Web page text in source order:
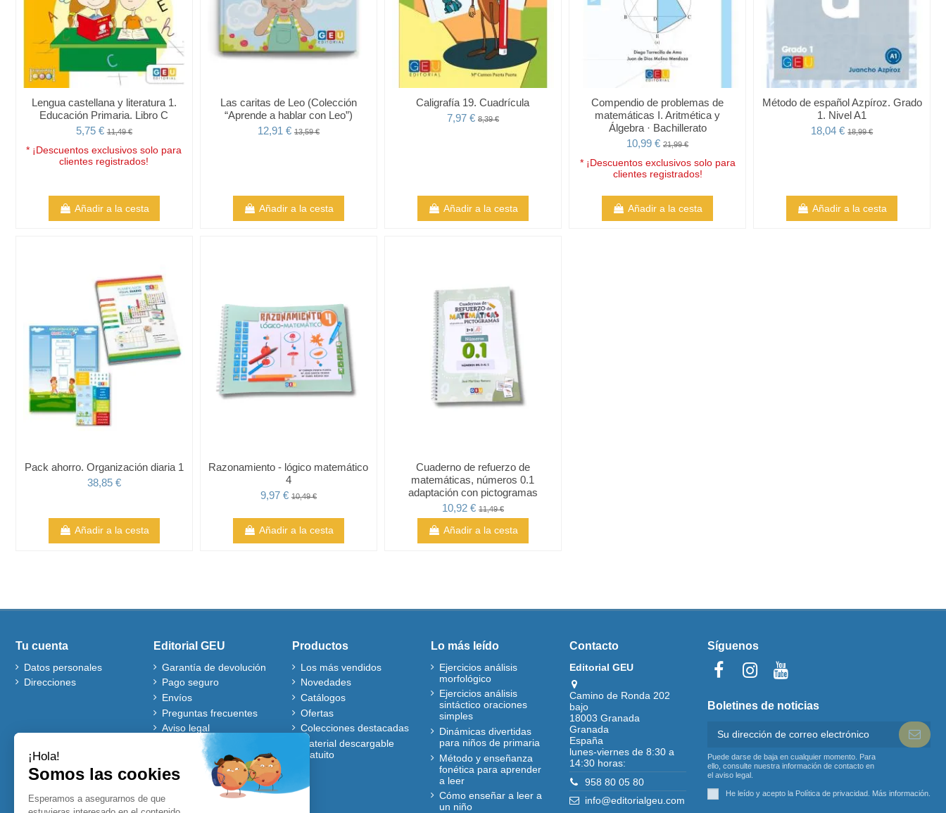
Lengua castellana y literatura 1.
Educación Primaria. Libro C
5,75 €11,49 €
* ¡Descuentos exclusivos solo para
clientes registrados!
Añadir a la cesta
Las caritas de Leo (Colección
“Aprende a hablar con Leo”)
12,91 € 13,59 €
Añadir a la cesta
Caligrafía 19. Cuadrícula
7,97 € 8,39 €
Añadir a la cesta
Compendio de problemas de
matemáticas I. Aritmética y
Álgebra · Bachillerato
10,99 €21,99 €
* ¡Descuentos exclusivos solo para
clientes registrados!
Añadir a la cesta
Método de español Azpíroz. Grado
1. Nivel A1
18,04 €18,99 €
Añadir a la cesta
Pack ahorro. Organización diaria 1
38,85 €
Añadir a la cesta
Razonamiento - lógico matemático
4
9,97 € 10,49 €
Añadir a la cesta
Cuaderno de refuerzo de
matemáticas, números 0.1
adaptación con pictogramas
10,92 € 11,49 €
Añadir a la cesta
Tu cuenta
Datos personales
Direcciones
Editorial GEU
Garantía de devolución
Pago seguro
Envíos
Preguntas frecuentes
Aviso legal
Quiénes somos
Política de cookies
Autores
Ventajas de comprar en
nuestra web
Productos
Los más vendidos
Novedades
Catálogos
Ofertas
Colecciones destacadas
Material descargable
gratuito
Lo más leído
Ejercicios análisis
morfológico
Ejercicios análisis
sintáctico oraciones
simples
Dinámicas divertidas
para niños de primaria
Método y enseñanza
fonética para aprender
a leer
Cómo enseñar a leer a
un niño
Contacto
Editorial GEU
Camino de Ronda 202
bajo
18003 Granada
Granada
España
lunes-viernes de 8:30 a
14:30 horas:
958 80 05 80
info@editorialgeu.com
Síguenos
Boletines de noticias
Puede darse de baja en cualquier momento. Para
ello, consulte nuestra información de contacto en
el aviso legal.
He leído y acepto la Política de privacidad. Más información